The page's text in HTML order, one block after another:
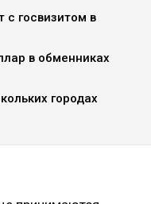
с госвизитом в
в обменниках
городах